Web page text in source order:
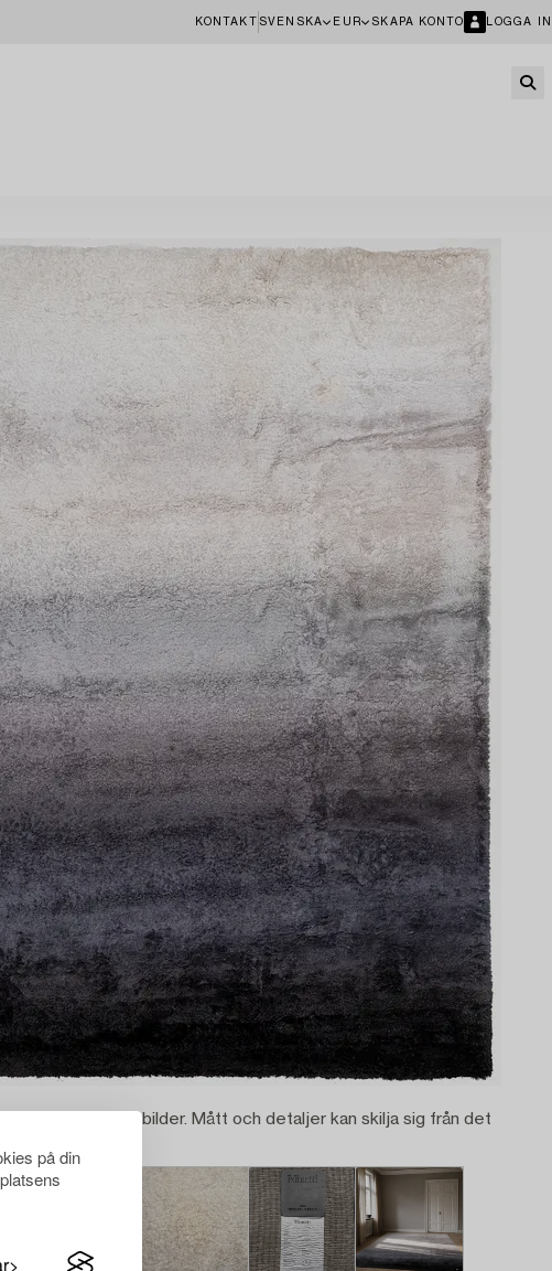
på din
KONTAKT SVENSKA EUR SKAPA KONTO LOGGA IN
interiörbilder. Mått och detaljer kan skilja sig från det